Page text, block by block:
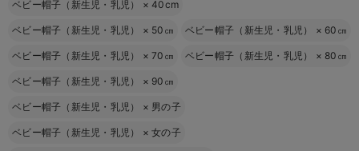
ベビー帽子（新生児・乳児） ×40cm
ベビー帽子（新生児・乳児） × 50㎝ ベビー帽子（新生児・乳児） × 60㎝
ベビー帽子（新生児・乳児） ×70㎝ ベビー帽子（新生児・乳児） × 80㎝
ベビー帽子（新生児・乳児） × 90㎝
ベビー帽子（新生児・乳児） × 男の子
ベビー帽子（新生児・乳児） ×女の子